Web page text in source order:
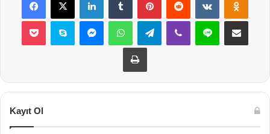
Pocket Skype MessengerWhatsAppTelegramViber Line E-Posta ile
Yazdır
Kayıt Ol